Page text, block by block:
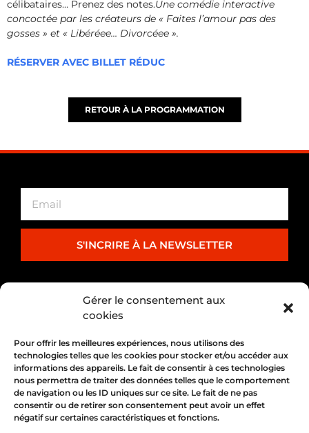
Gérer le consentement aux
cookies
Pour offrir les meilleures expériences, nous utilisons des
technologies telles que les cookies pour stocker et/ou accéder aux
informations des appareils. Le fait de consentir à ces technologies
nous permettra de traiter des données telles que le comportement
de navigation ou les ID uniques sur ce site. Le fait de ne pas
consentir ou de retirer son consentement peut avoir un effet
négatif sur certaines caractéristiques et fonctions.
célibataires… Prenez des notes.Une comédie interactive
concoctée par les créateurs de « Faites l’amour pas des
gosses » et « Libéréee… Divorcéee ».
RÉSERVER AVEC BILLET RÉDUC
RETOUR À LA PROGRAMMATION
S'INCRIRE À LA NEWSLETTER
PARTENARIAT